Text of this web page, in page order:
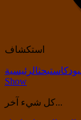
استكشاف
بحثالرئيسية
Show
كل شيء آخر...